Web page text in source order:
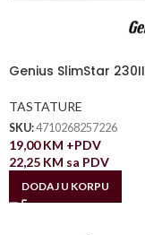
Genius SlimStar 230II
TASTATURE
SKU:4710268257226
19,00KM +PDV
22,25 KM sa PDV
DODAJ U KORPU